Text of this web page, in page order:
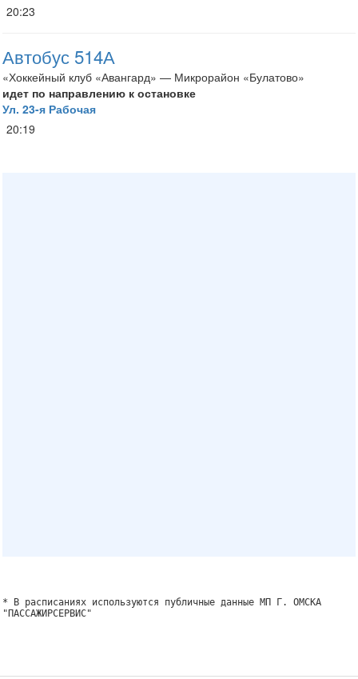
20:23
Автобус 514А
«Хоккейный клуб «Авангард» — Микрорайон «Булатово»
идет по направлению к остановке
Ул. 23-я Рабочая
20:19
* В расписаниях используются публичные данные МП Г. ОМСКА
"ПАССАЖИРСЕРВИС"